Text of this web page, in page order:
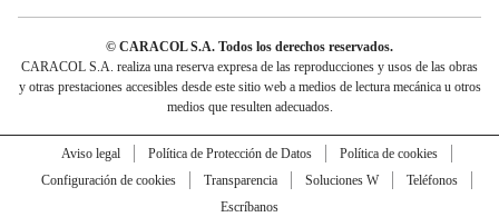
© CARACOL S.A. Todos los derechos reservados.
CARACOL S.A. realiza una reserva expresa de las reproducciones y usos de las obras
y otras prestaciones accesibles desde este sitio web a medios de lectura mecánica u otros
medios que resulten adecuados.
Aviso legal Política de Protección de Datos
Política de cookies
Configuración de cookies
Transparencia Soluciones W
Teléfonos
Escríbanos